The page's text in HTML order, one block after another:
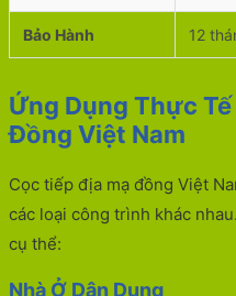
Bảo Hành 12
Ứng Dụng Thực
Đồng Việt Nam
Cọc tiếp địa mạ đồng Việt
các loại công trình khác
cụ thể:
Nhà Ở Dân Dụng